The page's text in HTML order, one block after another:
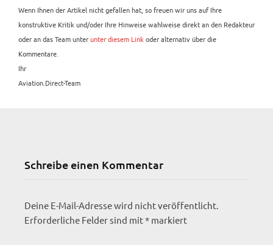
Wenn Ihnen der Artikel nicht gefallen hat, so freuen wir uns auf Ihre
konstruktive Kritik und/oder Ihre Hinweise wahlweise direkt an den Redakteur
oder an das Team unterunter diesem Link oder alternativ über die
Kommentare.
Ihr
Aviation.Direct-Team
Schreibe einen Kommentar
Deine E-Mail-Adresse wird nicht veröffentlicht.
Erforderliche Felder sind mit* markiert